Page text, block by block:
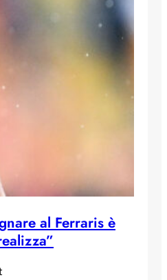
al Ferraris è